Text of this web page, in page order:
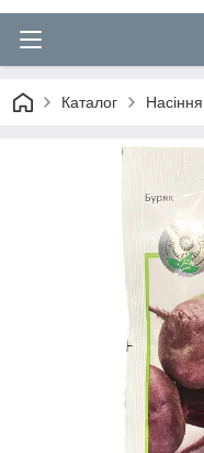
Каталог Насіння